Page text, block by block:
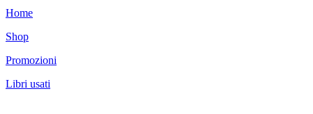
Home
Shop
Promozioni
Libri usati